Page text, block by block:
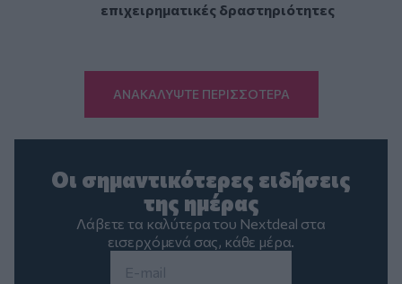
επιχειρηματικές δραστηριότητες
ΑΝΑΚΑΛΥΨΤΕ ΠΕΡΙΣΣΟΤΕΡΑ
Οι σημαντικότερες ειδήσεις
της ημέρας
Λάβετε τα καλύτερα του Nextdeal στα
εισερχόμενά σας, κάθε μέρα.